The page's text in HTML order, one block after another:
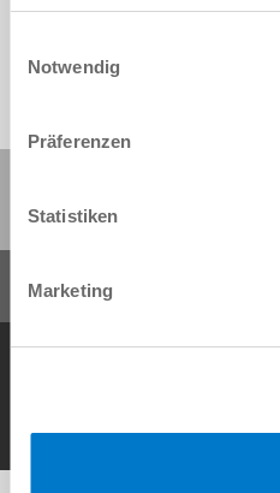
Notwendig
Präferenzen
Statistiken
Marketing
General Terms and Conditions Data